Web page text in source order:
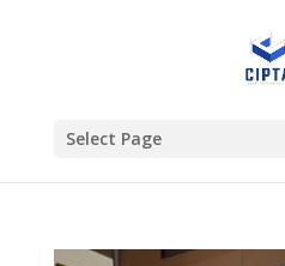
Select Page